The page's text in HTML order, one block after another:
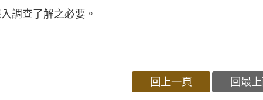
調查了解之必要。
回上一頁 回最